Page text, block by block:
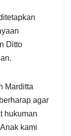
Ditto
Marditta
agar
hukuman
kami